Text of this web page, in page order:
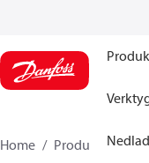
Home Produkter